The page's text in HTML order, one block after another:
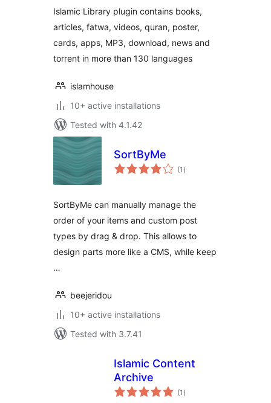
Islamic Library plugin contains books,
articles, fatwa, videos, quran, poster,
cards, apps, MP3, download, news and
torrent in more than 130 languages
islamhouse
10+ active installations
Tested with 4.1.42
SortByMe
(1 total
ratings
)
SortByMe can manually manage the
order of your items and custom post
types by drag & drop. This allows to
design parts more like a CMS, while keep
…
beejeridou
10+ active installations
Tested with 3.7.41
Islamic Content
Archive
(1 total
ratings
)